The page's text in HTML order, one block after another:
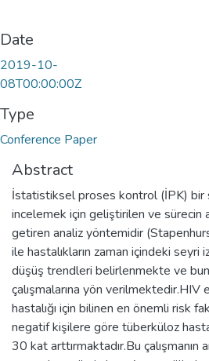
Date
2019-10-
08T00:00:00Z
Type
Conference Paper
Abstract
İstatistiksel proses kontrol (İPK) bir
incelemek için geliştirilen ve sürecin
getiren analiz yöntemidir
ile hastalıkların zaman içindeki
düşüş trendleri belirlenmekte ve
çalışmalarına yön
hastalığı için bilinen en önemli risk
negatif kişilere göre tüberküloz
30 kat arttırmaktadır.Bu çalışmanın